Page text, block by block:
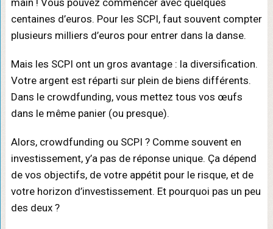
main ! Vous pouvez commencer avec quelques
centaines d’euros. Pour les SCPI, faut souvent compter
plusieurs milliers d’euros pour entrer dans la danse.
Mais les SCPI ont un gros avantage : la diversification.
Votre argent est réparti sur plein de biens différents.
Dans le crowdfunding, vous mettez tous vos œufs
dans le même panier (ou presque).
Alors, crowdfunding ou SCPI ? Comme souvent en
investissement, y’a pas de réponse unique. Ça dépend
de vos objectifs, de votre appétit pour le risque, et de
votre horizon d’investissement. Et pourquoi pas un peu
des deux ?